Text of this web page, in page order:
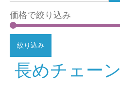
価格で絞り込み
絞り込み
長めチェーン